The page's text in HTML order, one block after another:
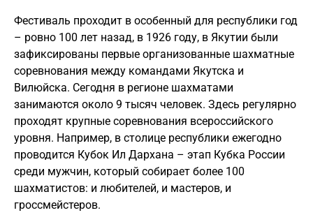
Фестиваль проходит в особенный для республики год
– ровно 100 лет назад, в 1926 году, в Якутии были
зафиксированы первые организованные шахматные
соревнования между командами Якутска и
Вилюйска. Сегодня в регионе шахматами
занимаются около 9 тысяч человек. Здесь регулярно
проходят крупные соревнования всероссийского
уровня. Например, в столице республики ежегодно
проводится Кубок Ил Дархана – этап Кубка России
среди мужчин, который собирает более 100
шахматистов: и любителей, и мастеров, и
гроссмейстеров.